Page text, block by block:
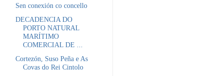
Sen conexión co concello
DECADENCIA DO
PORTO NATURAL
MARÍTIMO
COMERCIAL DE ...
Cortezón, Suso Peña e As
Covas do Rei Cintolo